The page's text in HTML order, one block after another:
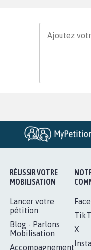
RÉUSSIR VOTRE
MOBILISATION
Lancer votre
pétition
Blog - Parlons
Mobilisation
Accompagnement
X